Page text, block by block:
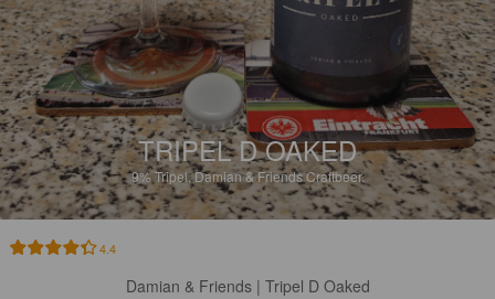
TRIPEL D OAKED
9%Tripel.Damian & Friends Craftbeer.
4.4
Damian & Friends | Tripel D Oaked